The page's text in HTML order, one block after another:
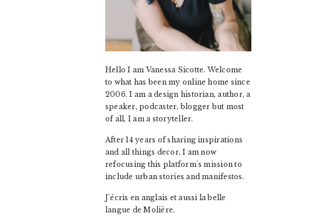
Hello I am Vanessa Sicotte. Welcome
to what has been my online home since
2006. I am a design historian, author, a
speaker, podcaster, blogger but most
of all, I am a storyteller.
After 14 years of sharing inspirations
and all things decor, I am now
refocusing this platform's mission to
include urban stories and manifestos.
J'écris en anglais et aussi la belle
langue de Molière.